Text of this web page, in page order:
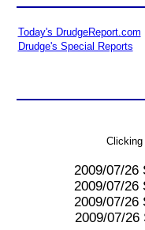
Today's DrudgeReport.com
Drudge's Special Reports
Clicking
2009/07/26
2009/07/26
2009/07/26
2009/07/26